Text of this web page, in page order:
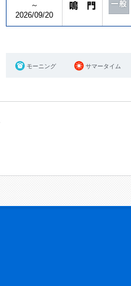
～
2026/09/20
モーニング サマータイム